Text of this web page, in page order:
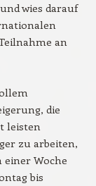
wies darauf
an
die
leisten
zu arbeiten,
Woche
bis